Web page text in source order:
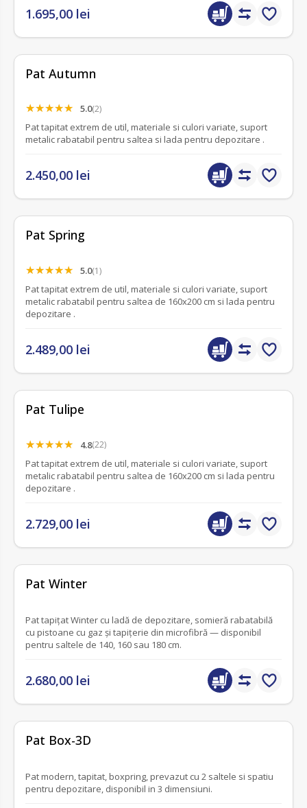
1.695,00 lei
Pat Autumn
5.0(2)
Pat tapitat extrem de util, materiale si culori variate, suport
metalic rabatabil pentru saltea si lada pentru depozitare .
2.450,00 lei
Pat Spring
5.0(1)
Pat tapitat extrem de util, materiale si culori variate, suport
metalic rabatabil pentru saltea de 160x200 cm si lada pentru
depozitare .
2.489,00 lei
Pat Tulipe
4.8(22)
Pat tapitat extrem de util, materiale si culori variate, suport
metalic rabatabil pentru saltea de 160x200 cm si lada pentru
depozitare .
2.729,00 lei
Pat Winter
Pat tapițat Winter cu ladă de depozitare, somieră rabatabilă
cu pistoane cu gaz și tapițerie din microfibră — disponibil
pentru saltele de 140, 160 sau 180 cm.
2.680,00 lei
Pat Box-3D
Pat modern, tapitat, boxpring, prevazut cu 2 saltele si spatiu
pentru depozitare, disponibil in 3 dimensiuni.